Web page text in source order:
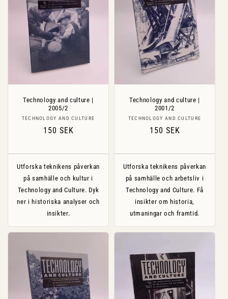
Technology and culture |
2005/2
Säljare:
TECHNOLOGY AND CULTURE
Ordinarie
150 SEK
Utforska teknikens påverkan
på samhälle och kultur i
Technology and Culture. Dyk
ner i historiska analyser och
insikter.
Technology and culture |
2001/2
Säljare:
TECHNOLOGY AND CULTURE
Ordinarie
150 SEK
Utforska teknikens påverkan
på samhälle och arbetsliv i
Technology and Culture. Få
insikter om historia,
utmaningar och framtid.